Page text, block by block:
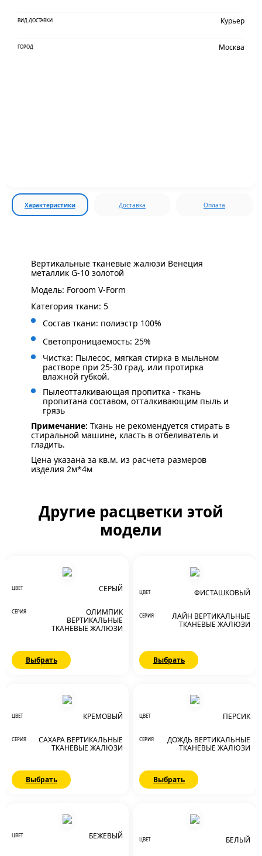
ВИД ДОСТАВКИ Курьер
ГОРОД Москва
Характеристики Доставка Оплата
Вертикальные тканевые жалюзи Венеция
металлик G-10 золотой
Модель: Foroom V-Form
Категория ткани: 5
Состав ткани: полиэстр 100%
Светопроницаемость: 25%
Чистка: Пылесос, мягкая стирка в мыльном
растворе при 25-30 град. или протирка
влажной губкой.
Пылеотталкивающая пропитка - ткань
пропитана составом, отталкивающим пыль и
грязь
Примечание: Ткань не рекомендуется стирать в
стиральной машине, класть в отбеливатель и
гладить.
Цена указана за кв.м. из расчета размеров
изделия 2м*4м
Другие расцветки этой
модели
ЦВЕТ СЕРЫЙ
СЕРИЯ
ОЛИМПИК
ВЕРТИКАЛЬНЫЕ
ТКАНЕВЫЕ ЖАЛЮЗИ
Выбрать
ЦВЕТ ФИСТАШКОВЫЙ
СЕРИЯ
ЛАЙН ВЕРТИКАЛЬНЫЕ
ТКАНЕВЫЕ ЖАЛЮЗИ
Выбрать
ЦВЕТ КРЕМОВЫЙ
СЕРИЯ
САХАРА ВЕРТИКАЛЬНЫЕ
ТКАНЕВЫЕ ЖАЛЮЗИ
Выбрать
ЦВЕТ ПЕРСИК
СЕРИЯ
ДОЖДЬ ВЕРТИКАЛЬНЫЕ
ТКАНЕВЫЕ ЖАЛЮЗИ
Выбрать
ЦВЕТ БЕЖЕВЫЙ ЦВЕТ БЕЛЫЙ